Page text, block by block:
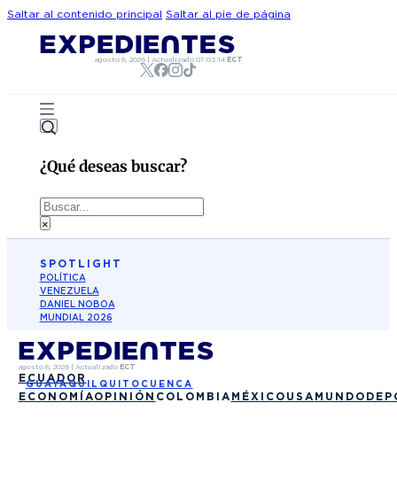
Saltar al contenido principal Saltar al pie de página
agosto 8, 2026| Actualizado 07:03:14 ECT
¿Qué deseas buscar?
Buscar
×
SPOTLIGHT
POLÍTICA
VENEZUELA
DANIEL NOBOA
MUNDIAL 2026
agosto 8, 2026| Actualizado ECT
ECUADOR
GUAYAQUIL QUITO CUENCA
ECONOMÍAOPINIÓN COLOMBIA MÉXICO USA MUNDO